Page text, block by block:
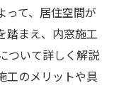
って、居住空間が
踏まえ、内窓施工
ついて詳しく解説
工のメリットや具